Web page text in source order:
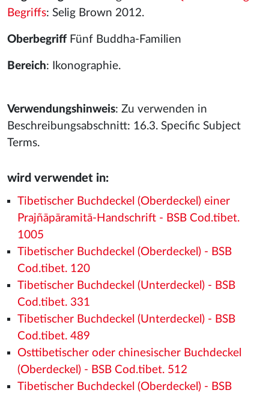
Begriffs: Selig Brown 2012.
Oberbegriff Fünf Buddha-Familien
Bereich: Ikonographie.
Verwendungshinweis: Zu verwenden in
Beschreibungsabschnitt: 16.3. Specific Subject
Terms.
wird verwendet in:
Tibetischer Buchdeckel (Oberdeckel) einer
Prajñāpāramitā-Handschrift - BSB Cod.tibet.
1005
Tibetischer Buchdeckel (Oberdeckel) - BSB
Cod.tibet. 120
Tibetischer Buchdeckel (Unterdeckel) - BSB
Cod.tibet. 331
Tibetischer Buchdeckel (Unterdeckel) - BSB
Cod.tibet. 489
Osttibetischer oder chinesischer Buchdeckel
(Oberdeckel) - BSB Cod.tibet. 512
Tibetischer Buchdeckel (Oberdeckel) - BSB